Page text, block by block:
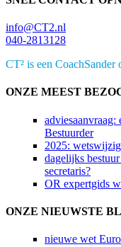
info@CT2.nl
040-2813128
CT² is een CoachSander
ONZE MEEST
Bestuurder
2025:
dagelijks
secretaris?
OR expertgids
ONZE NIEUWSTE
nieuwe wet